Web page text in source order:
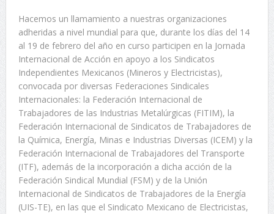
Hacemos un llamamiento a nuestras organizaciones
adheridas a nivel mundial para que, durante los días del 14
al 19 de febrero del año en curso participen en la Jornada
Internacional de Acción en apoyo a los Sindicatos
Independientes Mexicanos (Mineros y Electricistas),
convocada por diversas Federaciones Sindicales
Internacionales: la Federación Internacional de
Trabajadores de las Industrias Metalúrgicas (FITIM), la
Federación Internacional de Sindicatos de Trabajadores de
la Química, Energía, Minas e Industrias Diversas (ICEM) y la
Federación Internacional de Trabajadores del Transporte
(ITF), además de la incorporación a dicha acción de la
Federación Sindical Mundial (FSM) y de la Unión
Internacional de Sindicatos de Trabajadores de la Energía
(UIS-TE), en las que el Sindicato Mexicano de Electricistas,